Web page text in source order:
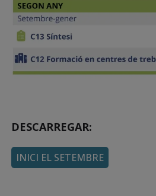
DESCARREGAR:
INICI EL SETEMBRE